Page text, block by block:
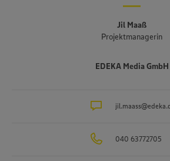
Jil Maaß
Projektmanagerin
EDEKA Media GmbH
040 63772705